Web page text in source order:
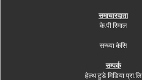
समाचारदाता
के.पी रिमाल
सन्ध्या केसि
सम्पर्क
हेल्थ टुडे मिडिया प्रा.लि